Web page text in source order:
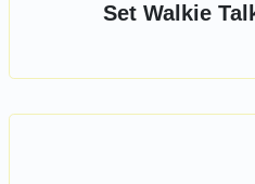
Set Walkie